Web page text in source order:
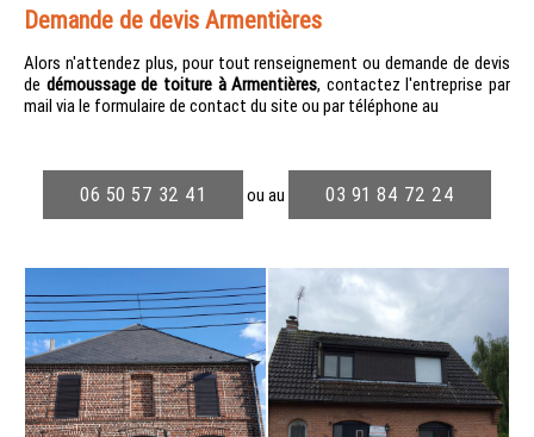
Demande de devis Armentières
Alors n'attendez plus, pour tout renseignement ou demande de devis
de démoussage de toiture à Armentières, contactez l'entreprise par
mail via le formulaire de contact du site ou par téléphone au
06 50 57 32 41 ou au 03 91 84 72 24